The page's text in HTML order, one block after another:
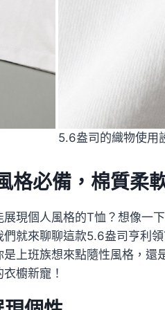
5.6盎司的織物使用
格必備，棉質柔
現個人風格的T恤？想像一
就來聊聊這款5.6盎司亨利
上班族想來點隨性風格，
櫥新寵！